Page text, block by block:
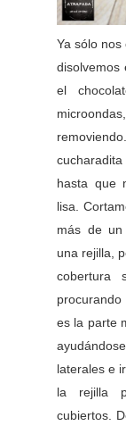
Ya sólo
disolvemos
el
hasta que
lisa.
más de un
una rejilla,
cobertura
es la parte
laterales e
la rejilla
cubiertos.